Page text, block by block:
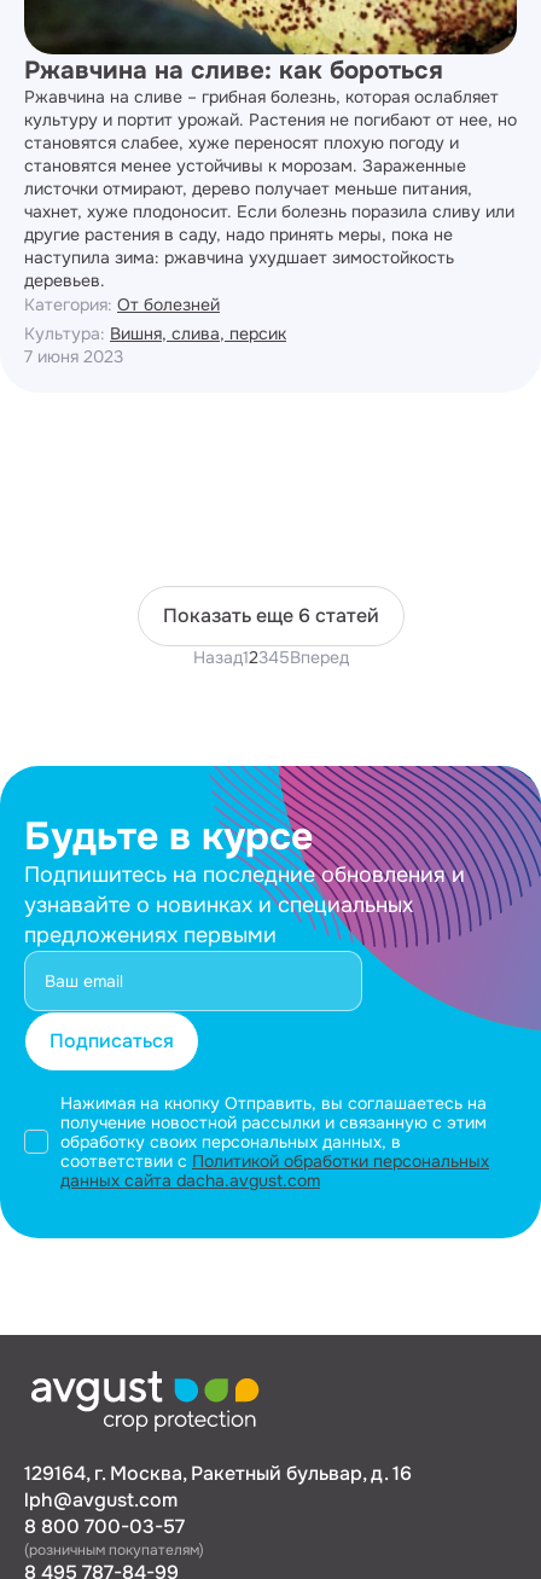
Ржавчина на сливе: как бороться
Ржавчина на сливе – грибная болезнь, которая ослабляет
культуру и портит урожай. Растения не погибают от нее, но
становятся слабее, хуже переносят плохую погоду и
становятся менее устойчивы к морозам. Зараженные
листочки отмирают, дерево получает меньше питания,
чахнет, хуже плодоносит. Если болезнь поразила сливу или
другие растения в саду, надо принять меры, пока не
наступила зима: ржавчина ухудшает зимостойкость
деревьев.
Категория: От болезней
Культура: Вишня, слива, персик
7 июня 2023
Показать еще 6 статей
Назад12345Вперед
Будьте в курсе
Подпишитесь на последние обновления и
узнавайте о новинках и специальных
предложениях первыми
Подписаться
Нажимая на кнопку Отправить, вы соглашаетесь на
получение новостной рассылки и связанную с этим
обработку своих персональных данных, в
соответствии с Политикой обработки персональных
данных сайта dacha.avgust.com
129164, г. Москва, Ракетный бульвар, д. 16
lph@avgust.com
8 800 700-03-57
(розничным покупателям)
8 495 787-84-99